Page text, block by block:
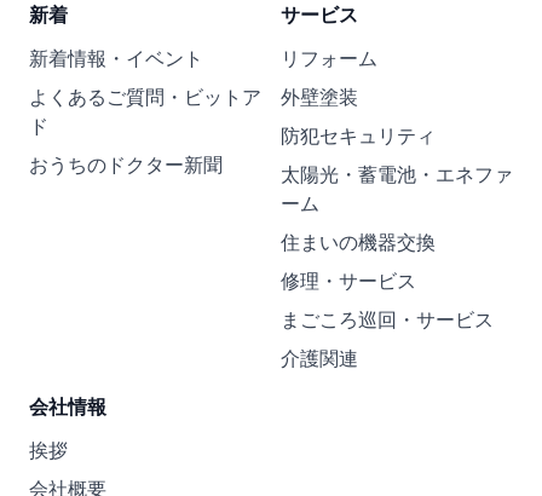
新着
新着情報・イベント
よくあるご質問・ビットア
ド
おうちのドクター新聞
サービス
リフォーム
外壁塗装
防犯セキュリティ
太陽光・蓄電池・エネファ
ーム
住まいの機器交換
修理・サービス
まごころ巡回・サービス
介護関連
会社情報
挨拶
会社概要